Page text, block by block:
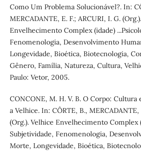
Como Um Problema Solucionável?. In:
MERCADANTE, E. F.; ARCURI, I. G.
Envelhecimento Complex (idade)
Fenomenologia, Desenvolvimento
Longevidade, Bioética, Biotecnologia,
Gênero, Família, Natureza, Cultura,
Paulo: Vetor, 2005.
CONCONE, M. H. V. B. O Corpo: Cultura
a Velhice. In: CÔRTE, B., MERCADANTE,
(Org.). Velhice Envelhecimento Complex
Subjetividade, Fenomenologia,
Morte, Longevidade, Bioética,